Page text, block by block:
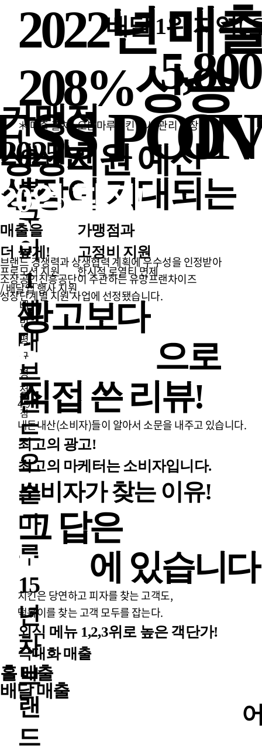
꾸
위드코로나
2022년 매
208%상승
＊ 매출 출처 : 오븐마루치킨 본사 관리 매장
오
븐
구
이
1
세
대
브
랜
드
오
븐
마
루
15
년
차
브
랜
드
2025년
성장이 기대되는
오븐마루치킨
브랜드 경쟁력과 상생협력 계획에 우수성을 인정받아
소상공인진흥공단이 주관하는유망프랜차이즈
성장단계별 지원 사업에 선정됐습니다.
전국 배달 1위 지역. 강남!
오븐마루치킨이 입점한 공유 주방
12개 브랜
매출 1위
배달 1위 지역!
가맹점
상생지원 예산
20억 확정!
매출을
더 높게!
프로모션 지원
/ 배달앱 행사 지원
가맹점과
고정비 지원
한시적 로열티 면제
배
민
평
균
평
점
4.9
점
광고보다
내돈내산
으로
직접 쓴 리뷰!
내돈내산(소비자)들이 알아서 소문을 내주고 있습니다.
최고의 광고!
최고의 마케터는 소비자입니다.
소비자가 찾는 이유!
그 답은
메뉴
에 있습니다
치킨은 당연하고 피자를 찾는 고객도,
떡볶이를 찾는 고객 모두를 잡는다.
외식 메뉴 1,2,3위로 높은 객단가!
극대화 매출
배달 매출